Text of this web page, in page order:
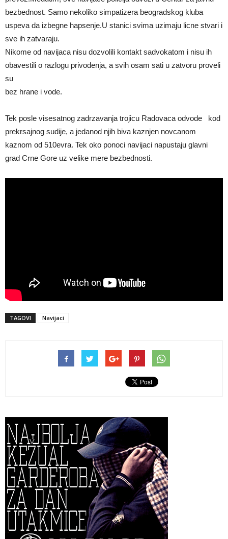
bezbednost. Samo nekoliko simpatizera beogradskog kluba
uspeva da izbegne hapsenje.U stanici svima uzimaju licne stvari i
sve ih zatvaraju.
Nikome od navijaca nisu dozvolili kontakt sadvokatom i nisu ih
obavestili o razlogu privodenja, a svih osam sati u zatvoru proveli
su
bez hrane i vode.
Tek posle visesatnog zadrzavanja trojicu Radovaca odvode kod
prekrsajnog sudije, a jedanod njih biva kaznjen novcanom
kaznom od 510evra. Tek oko ponoci navijaci napustaju glavni
grad Crne Gore uz velike mere bezbednosti.
TAGOVI Navijaci